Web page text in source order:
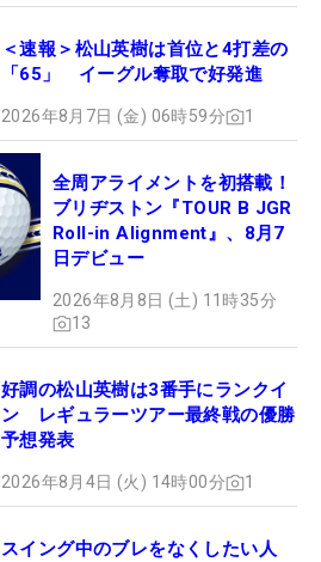
＜速報＞松山英樹は首位と4打差の
「65」 イーグル奪取で好発進
2026年8月7日 (金) 06時59分 1
全周アライメントを初搭載！
ブリヂストン『TOUR B JGR
Roll-in Alignment』、8月7
日デビュー
2026年8月8日 (土) 11時35分
13
好調の松山英樹は3番手にランクイ
ン レギュラーツアー最終戦の優勝
予想発表
2026年8月4日 (火) 14時00分 1
スイング中のブレをなくしたい人